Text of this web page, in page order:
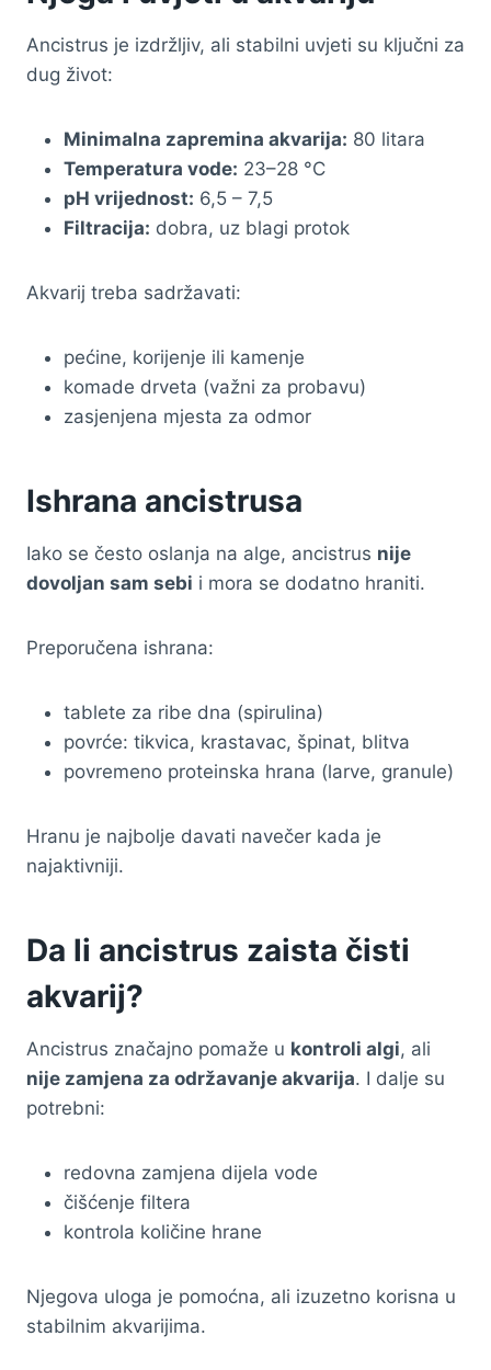
Ancistrus je izdržljiv, ali stabilni uvjeti su ključni za
dug život:
Minimalna zapremina akvarija: 80 litara
Temperatura vode: 23–28 °C
pH vrijednost: 6,5 – 7,5
Filtracija: dobra, uz blagi protok
Akvarij treba sadržavati:
pećine, korijenje ili kamenje
komade drveta (važni za probavu)
zasjenjena mjesta za odmor
Ishrana ancistrusa
Iako se često oslanja na alge, ancistrus nije
dovoljan sam sebi i mora se dodatno hraniti.
Preporučena ishrana:
tablete za ribe dna (spirulina)
povrće: tikvica, krastavac, špinat, blitva
povremeno proteinska hrana (larve, granule)
Hranu je najbolje davati navečer kada je
najaktivniji.
Da li ancistrus zaista čisti
akvarij?
Ancistrus značajno pomaže u kontroli algi, ali
nije zamjena za održavanje akvarija. I dalje su
potrebni:
redovna zamjena dijela vode
čišćenje filtera
kontrola količine hrane
Njegova uloga je pomoćna, ali izuzetno korisna u
stabilnim akvarijima.